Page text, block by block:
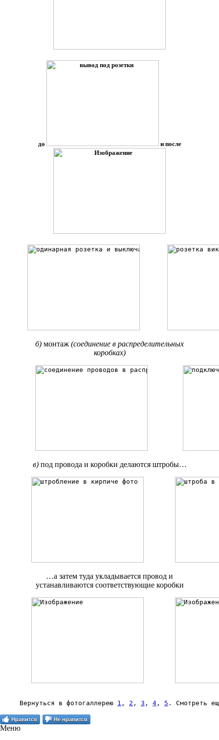
до и после
б) монтаж (соединение в распределительных
коробках)
в)под провода и коробки делаются штробы…
…а затем туда укладывается провод и
устанавливаются соответствующие коробки
Вернуться в фотогаллерею 1 , 2 , 3 , 4 , 5 . Смотреть
Нравится Не нравится
Меню